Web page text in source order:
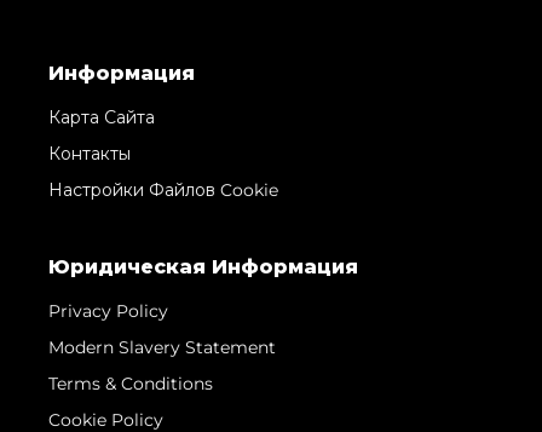
Информация
Карта Сайта
Контакты
Настройки Файлов Cookie
Юридическая Информация
Privacy Policy
Modern Slavery Statement
Terms & Conditions
Cookie Policy